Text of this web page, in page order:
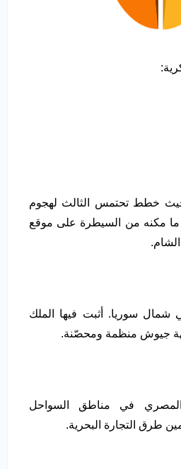
حيث خطط تحتمس الثالث لهجوم
مكنه من السيطرة على موقع
شمال سوريا. أثبت فيها الملك
جيوش منظمة ومحصّنة.
المصري في مناطق السواحل
طرق التجارة البحرية.